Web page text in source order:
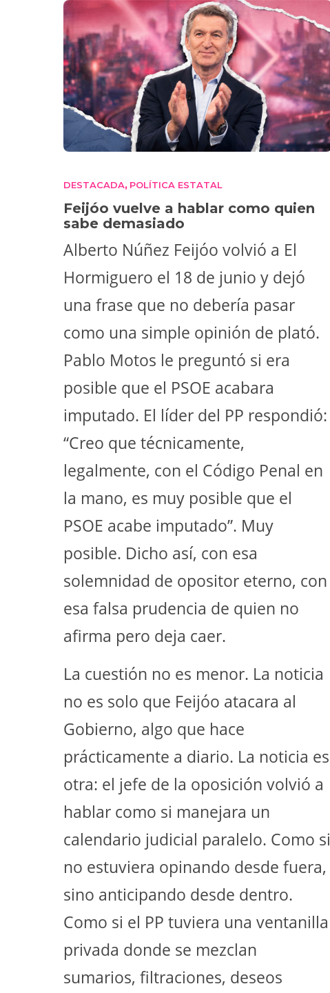
DESTACADA, POLÍTICA ESTATAL
Feijóo vuelve a hablar como quien
sabe demasiado
Alberto Núñez Feijóo volvió a El
Hormiguero el 18 de junio y dejó
una frase que no debería pasar
como una simple opinión de plató.
Pablo Motos le preguntó si era
posible que el PSOE acabara
imputado. El líder del PP respondió:
“Creo que técnicamente,
legalmente, con el Código Penal en
la mano, es muy posible que el
PSOE acabe imputado”. Muy
posible. Dicho así, con esa
solemnidad de opositor eterno, con
esa falsa prudencia de quien no
afirma pero deja caer.
La cuestión no es menor. La noticia
no es solo que Feijóo atacara al
Gobierno, algo que hace
prácticamente a diario. La noticia es
otra: el jefe de la oposición volvió a
hablar como si manejara un
calendario judicial paralelo. Como si
no estuviera opinando desde fuera,
sino anticipando desde dentro.
Como si el PP tuviera una ventanilla
privada donde se mezclan
sumarios, filtraciones, deseos